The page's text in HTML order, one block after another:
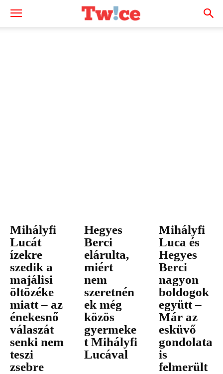
Mihályfi
Lucát
ízekre
szedik a
majálisi
öltözéke
miatt – az
énekesnő
válaszát
senki nem
teszi
zsebre
Hegyes
Berci
elárulta,
miért
nem
szeretnén
ek még
közös
gyermeke
t Mihályfi
Lucával
Mihályfi
Luca és
Hegyes
Berci
nagyon
boldogok
együtt –
Már az
esküvő
gondolata
is
felmerült